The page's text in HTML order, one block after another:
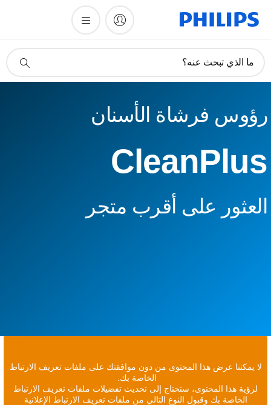
دعم
ما الذي تبحث عنه؟
رؤوس فرشاة الأسنان
CleanPlus
العثور على أقرب متجر
لا يمكننا عرض هذا المحتوى من دون موافقتك على ملفات تعريف الارتباط
الخاصة بك.
لرؤية هذا المحتوى، ستحتاج إلى تحديث تفضيلات ملفات تعريف الارتباط
الخاصة بك وقبول النوع التالي من ملفات تعريف الارتباط الإعلانية